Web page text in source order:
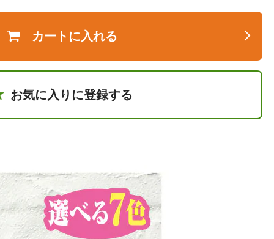
カートに入れる
お気に入りに登録する